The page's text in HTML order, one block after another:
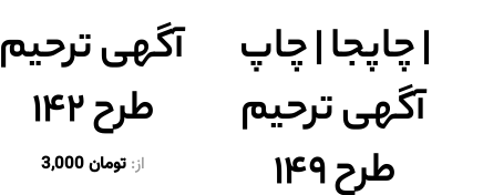
| چاپجا | چاپ
آگهی ترحیم
طرح ۱۴۹
آگهی ترحیم
طرح ۱۴۲
از: تومان3,000